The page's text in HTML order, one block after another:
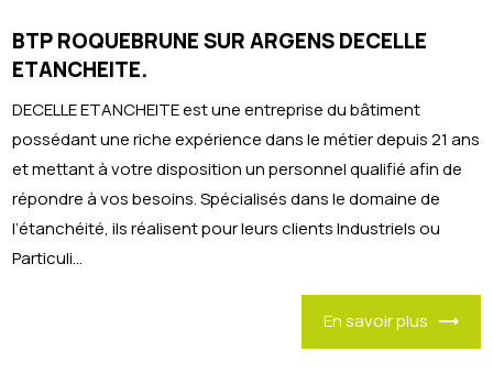
BTP ROQUEBRUNE SUR ARGENS DECELLE
ETANCHEITE.
DECELLE ETANCHEITE est une entreprise du bâtiment
possédant une riche expérience dans le métier depuis 21 ans
et mettant à votre disposition un personnel qualifié afin de
répondre à vos besoins. Spécialisés dans le domaine de
l’étanchéité, ils réalisent pour leurs clients Industriels ou
Particuli...
En savoir plus